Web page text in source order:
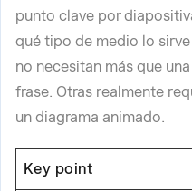
punto clave por
qué tipo de medio lo
no necesitan más que
frase. Otras realmente
un diagrama animado.
Key point